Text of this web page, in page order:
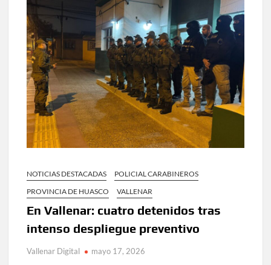
NOTICIAS DESTACADAS
POLICIAL CARABINEROS
PROVINCIA DE HUASCO
VALLENAR
En Vallenar: cuatro detenidos tras
intenso despliegue preventivo
Vallenar Digital mayo 17, 2026